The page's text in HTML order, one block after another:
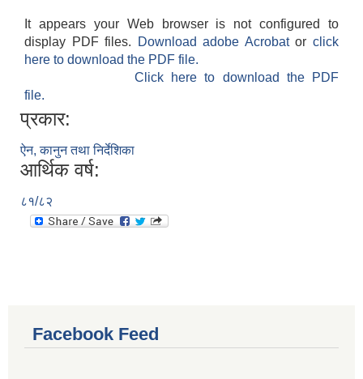
It appears your Web browser is not configured to
display PDF files.
Download adobe Acrobatorclick
here to download the PDF file.
Click here to download the PDF
file.
प्रकार:
ऐन, कानुन तथा निर्देशिका
आर्थिक वर्ष:
८१/८२
Facebook Feed